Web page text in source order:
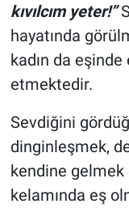
kıvılcım yeter!”
hayatında
kadın da
etmektedir.
Sevdiğini
dinginleşmek,
kendine
kelamında eş